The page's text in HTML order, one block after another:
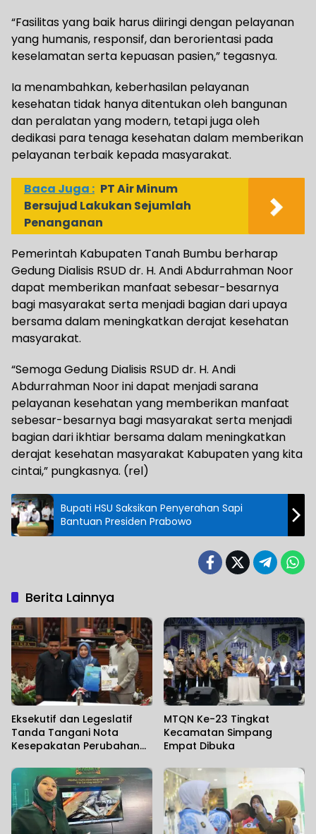
“Fasilitas yang baik harus diiringi dengan pelayanan
yang humanis, responsif, dan berorientasi pada
keselamatan serta kepuasan pasien,” tegasnya.
Ia menambahkan, keberhasilan pelayanan
kesehatan tidak hanya ditentukan oleh bangunan
dan peralatan yang modern, tetapi juga oleh
dedikasi para tenaga kesehatan dalam memberikan
pelayanan terbaik kepada masyarakat.
Baca Juga : PT Air Minum
Bersujud Lakukan Sejumlah
Penanganan
Pemerintah Kabupaten Tanah Bumbu berharap
Gedung Dialisis RSUD dr. H. Andi Abdurrahman Noor
dapat memberikan manfaat sebesar-besarnya
bagi masyarakat serta menjadi bagian dari upaya
bersama dalam meningkatkan derajat kesehatan
masyarakat.
“Semoga Gedung Dialisis RSUD dr. H. Andi
Abdurrahman Noor ini dapat menjadi sarana
pelayanan kesehatan yang memberikan manfaat
sebesar-besarnya bagi masyarakat serta menjadi
bagian dari ikhtiar bersama dalam meningkatkan
derajat kesehatan masyarakat Kabupaten yang kita
cintai,” pungkasnya. (rel)
Bupati HSU Saksikan Penyerahan Sapi
Bantuan Presiden Prabowo
Berita Lainnya
Eksekutif dan Legeslatif
Tanda Tangani Nota
Kesepakatan Perubahan
MTQN Ke-23 Tingkat
Kecamatan Simpang
Empat Dibuka